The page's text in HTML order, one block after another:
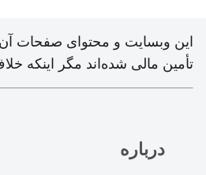
این وبسایت و محتوای صفحات
تأمین مالی شده‌اند مگر اینکه
درباره